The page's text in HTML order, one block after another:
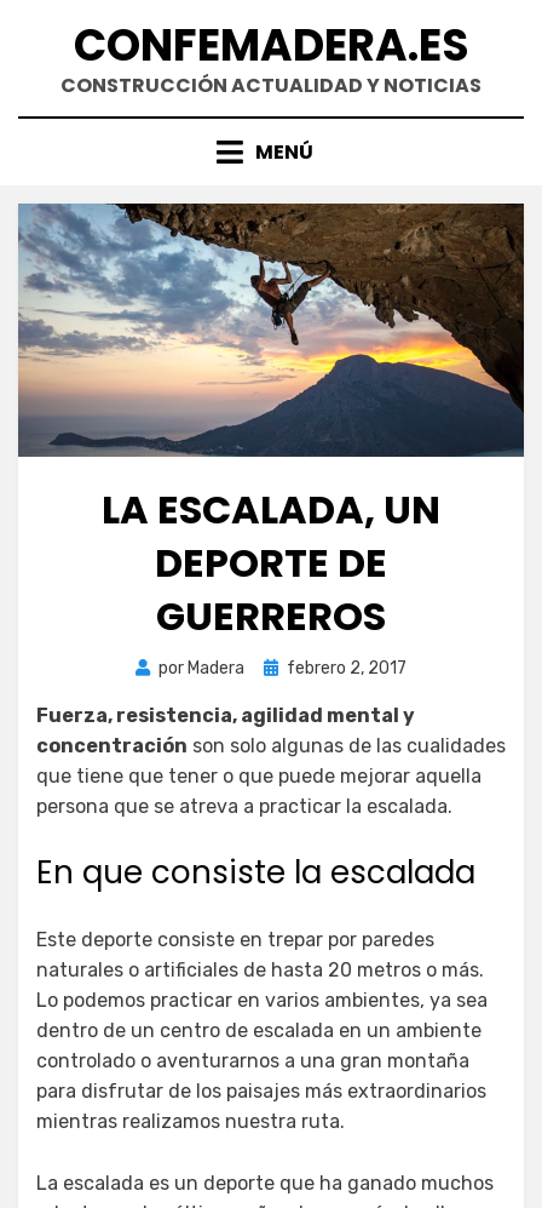
contenidoCONFEMADERA.ES
CONSTRUCCIÓN ACTUALIDAD Y NOTICIAS
MENÚ
LA ESCALADA, UN
DEPORTE DE
GUERREROS
por Madera
Publicada
febrero 2, 2017
Fuerza, resistencia, agilidad mental y
concentración son solo algunas de las cualidades
que tiene que tener o que puede mejorar aquella
persona que se atreva a practicar la escalada.
En que consiste la escalada
Este deporte consiste en trepar por paredes
naturales o artificiales de hasta 20 metros o más.
Lo podemos practicar en varios ambientes, ya sea
dentro de un centro de escalada en un ambiente
controlado o aventurarnos a una gran montaña
para disfrutar de los paisajes más extraordinarios
mientras realizamos nuestra ruta.
La escalada es un deporte que ha ganado muchos